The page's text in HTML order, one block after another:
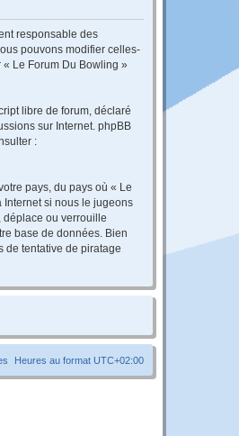
responsable des
pouvons modifier celles-
« Le Forum Du Bowling »
libre de forum, déclaré
sur Internet. phpBB
:
pays, du pays où « Le
Internet si nous le jugeons
déplace ou verrouille
base de données. Bien
de tentative de piratage
Heures au format UTC+02:00